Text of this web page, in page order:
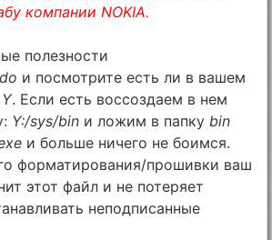
компании NOKIA.
полезности
и посмотрите есть ли в вашем
Y. Если есть воссоздаем в нем
Y:/sys/bin и ложим в папку bin
и больше ничего не боимся.
форматирования/прошивки ваш
этот файл и не потеряет
неподписанные